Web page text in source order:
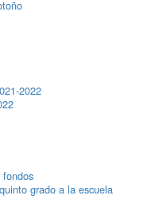
2022
fondos
grado a la escuela